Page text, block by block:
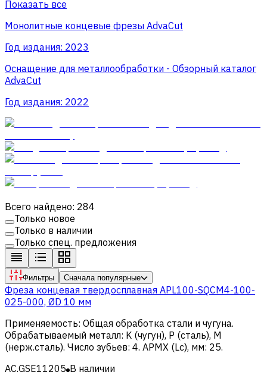
Показать все
Монолитные концевые фрезы AdvaСut
Год издания: 2023
Оснащение для металлообработки - Обзорный каталог
AdvaCut
Год издания: 2022
Всего найдено: 284
Только новое
Только в наличии
Только спец. предложения
Фильтры Сначала популярные
Фреза концевая твердосплавная APL100-SQCM4-100-
025-000, ØD 10 мм
Применяемость: Общая обработка стали и чугуна.
Обрабатываемый металл: K (чугун), Р (сталь), M
(нерж.сталь). Число зубьев: 4. APMX (Lc), мм: 25.
AC.GSE11205 В наличии